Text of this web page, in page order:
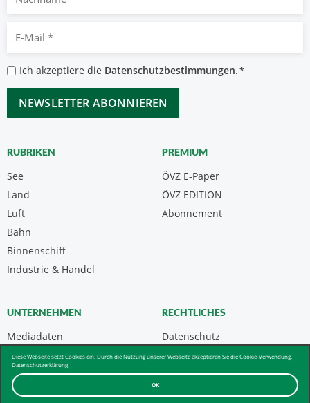
OK
Diese Webseite setzt Cookies ein. Durch die Nutzung unserer Webseite akzeptieren Sie die Cookie-Verwendung.
Datenschutzerklärung
Mail
*
Datenschutzbestimmungen
*
Ich akzeptiere die Datenschutzbestimmungen.*
CAPTCHA
RUBRIKEN
See
Land
Luft
Bahn
Binnenschiff
Industrie & Handel
PREMIUM
ÖVZ E-Paper
Abonnement
ÖVZ EDITION
UNTERNEHMEN
Mediadaten
Kontakt
Über uns & AGB
RECHTLICHES
Datenschutz
Impressum